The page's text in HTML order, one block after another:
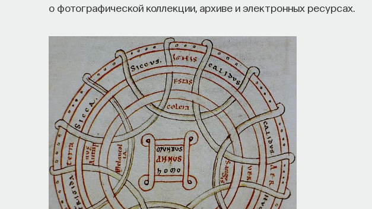
о фотографической коллекции, архиве и электронных ресурсах.